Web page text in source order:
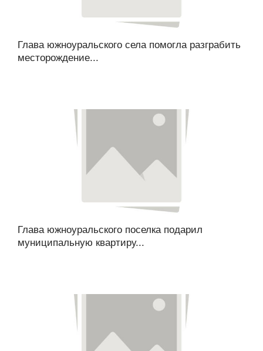
Глава южноуральского села помогла разграбить
месторождение...
Глава южноуральского поселка подарил
муниципальную квартиру...